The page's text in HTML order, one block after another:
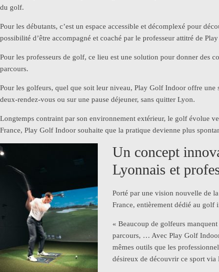
du golf.
Pour les débutants, c’est un espace accessible et décomplexé pour
possibilité d’être accompagné et coaché par le professeur attitré de
Pour les professeurs de golf, ce lieu est une solution pour donner des
parcours.
Pour les golfeurs, quel que soit leur niveau, Play Golf Indoor offre
deux-rendez-vous ou sur une pause déjeuner, sans quitter Lyon.
Longtemps contraint par son environnement extérieur, le golf évolue
France, Play Golf Indoor souhaite que la pratique devienne plus
Un concept
Lyonnais et
Porté par une vision nouvelle de
France, entièrement dédié au golf
« Beaucoup de golfeurs
parcours, … Avec Play Golf
mêmes outils que les
désireux de découvrir ce sport via